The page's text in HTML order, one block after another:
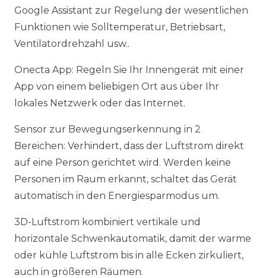
Google Assistant zur Regelung der wesentlichen
Funktionen wie Solltemperatur, Betriebsart,
Ventilatordrehzahl usw..
Onecta App: Regeln Sie Ihr Innengerät mit einer
App von einem beliebigen Ort aus über Ihr
lokales Netzwerk oder das Internet.
Sensor zur Bewegungserkennung in 2
Bereichen: Verhindert, dass der Luftstrom direkt
auf eine Person gerichtet wird. Werden keine
Personen im Raum erkannt, schaltet das Gerät
automatisch in den Energiesparmodus um.
3D-Luftstrom kombiniert vertikale und
horizontale Schwenkautomatik, damit der warme
oder kühle Luftstrom bis in alle Ecken zirkuliert,
auch in größeren Räumen.